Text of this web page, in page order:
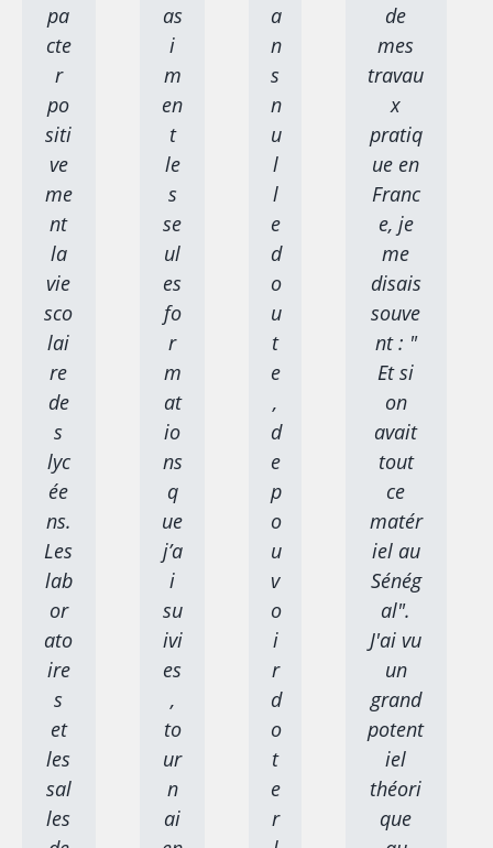
pa
cte
r
po
siti
ve
me
nt
la
vie
sco
lai
re
de
s
lyc
ée
ns.
Les
lab
or
ato
ire
s
et
les
sal
les
as
i
m
en
t
le
s
se
ul
es
fo
r
m
at
io
ns
q
ue
j’a
i
su
ivi
es
,
to
ur
n
ai
a
n
s
n
u
l
l
e
d
o
u
t
e
,
d
e
p
o
u
v
o
i
r
d
o
t
e
r
de
mes
travau
x
pratiq
ue en
Franc
e, je
me
disais
souve
nt : "
Et si
on
avait
tout
ce
matér
iel au
Sénég
al".
J'ai vu
un
grand
potent
iel
théori
que